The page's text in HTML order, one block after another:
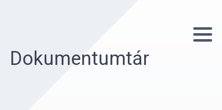
Dokumentumtár